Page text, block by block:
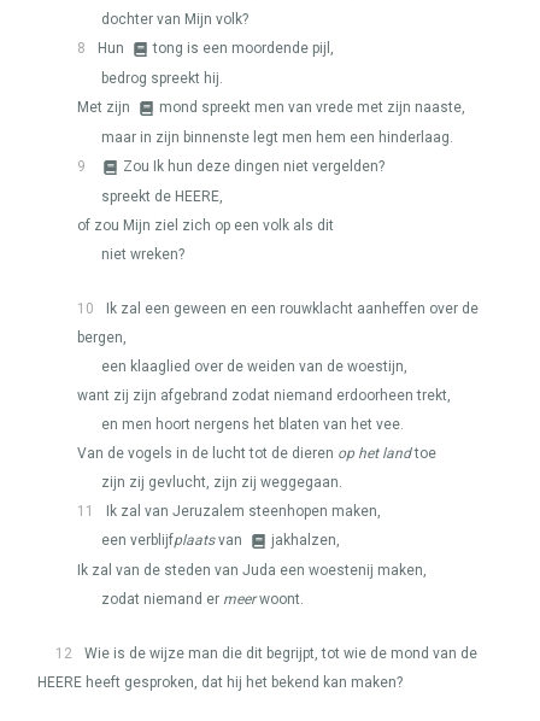
dochter van Mijn volk?
8
Hun
tong is een moordende pijl,
bedrog spreekt hij.
Met zijn
mond spreekt men van vrede met zijn naaste,
maar in zijn binnenste legt men hem een hinderlaag.
9
Zou Ik hun deze dingen niet vergelden?
spreekt de HEERE,
of zou Mijn ziel zich op een volk als dit
niet wreken?
10
Ik zal een geween en een rouwklacht aanheffen over de
bergen,
een klaaglied over de weiden van de woestijn,
want zij zijn afgebrand zodat niemand erdoorheen trekt,
en men hoort nergens het blaten van het vee.
Van de vogels in de lucht tot de dieren op het landtoe
zijn zij gevlucht, zijn zij weggegaan.
11
Ik zal van Jeruzalem steenhopen maken,
een verblijfplaatsvan
jakhalzen,
Ik zal van de steden van Juda een woestenij maken,
zodat niemand er meerwoont.
12
Wie is de wijze man die dit begrijpt, tot wie de mond van de
HEERE heeft gesproken, dat hij het bekend kan maken?